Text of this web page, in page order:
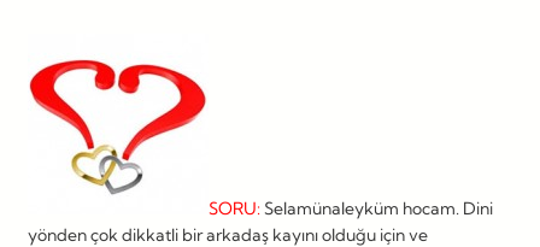
SORU:Selamünaleyküm hocam. Dini
yönden çok dikkatli bir arkadaş kayını olduğu için ve